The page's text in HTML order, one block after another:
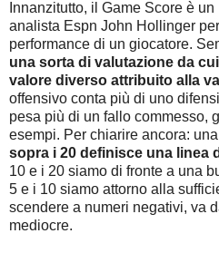
Innanzitutto, il Game Score è
analista Espn John Hollinger
performance di un giocatore.
una sorta di valutazione da
valore diverso attribuito alla
offensivo conta più di uno
pesa più di un fallo commesso,
esempi. Per chiarire ancora:
sopra i 20 definisce una linea
10 e i 20 siamo di fronte a una
5 e i 10 siamo attorno alla
scendere a numeri negativi, va
mediocre.